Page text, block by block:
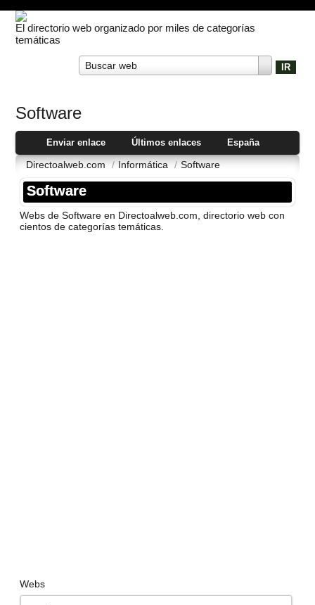
El directorio web organizado por miles de categorías
temáticas
Buscar web
Software
Enviar enlace Últimos enlaces España
Directoalweb.com / Informática / Software
Software
Webs de Software en Directoalweb.com, directorio web con
cientos de categorí­as temáticas.
Webs